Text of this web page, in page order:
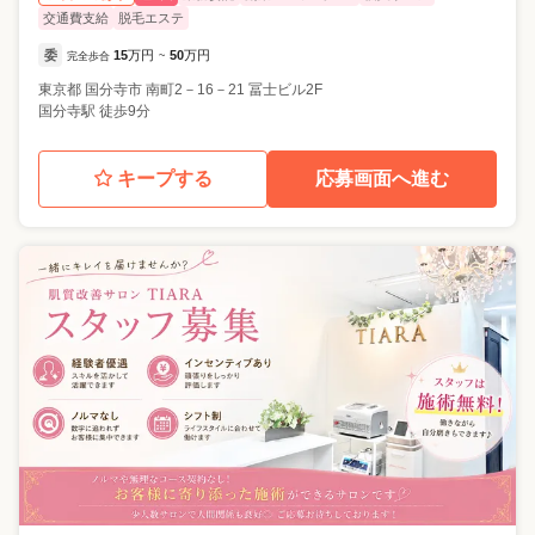
交通費支給
脱毛エステ
委 完全歩合 15万円 ~ 50万円
東京都 国分寺市 南町2－16－21 冨士ビル2F
国分寺駅 徒歩9分
キープする 応募画面へ進む